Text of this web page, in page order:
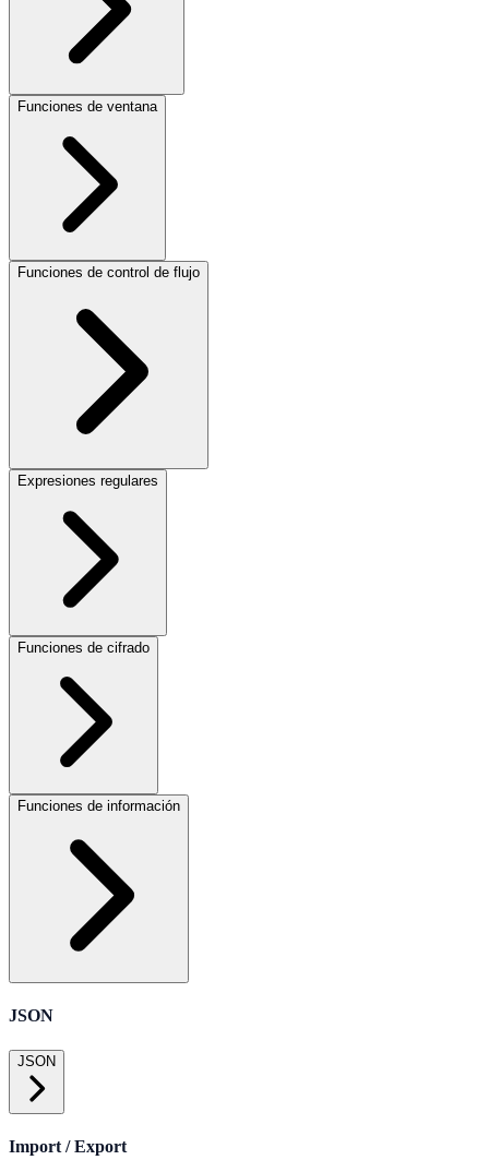
Funciones de ventana
Funciones de control de flujo
Expresiones regulares
Funciones de cifrado
Funciones de información
JSON
JSON
Import / Export